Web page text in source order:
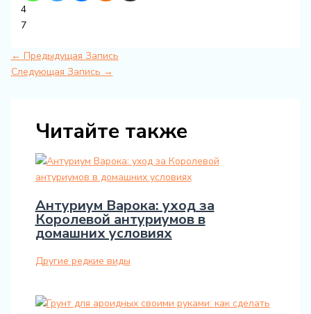
4
7
← Предыдущая Запись
Следующая Запись →
Читайте также
Антуриум Варока: уход за
Королевой антуриумов в
домашних условиях
Другие редкие виды